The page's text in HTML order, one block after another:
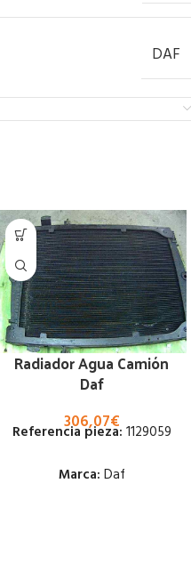
DAF
Radiador Agua Camión
Daf
306,07€
Referencia pieza: 1129059
Marca: Daf